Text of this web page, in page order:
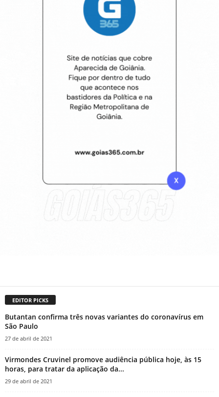
EDITOR PICKS
Butantan confirma três novas variantes do coronavírus em
São Paulo
27 de abril de 2021
Virmondes Cruvinel promove audiência pública hoje, às 15
horas, para tratar da aplicação da...
29 de abril de 2021